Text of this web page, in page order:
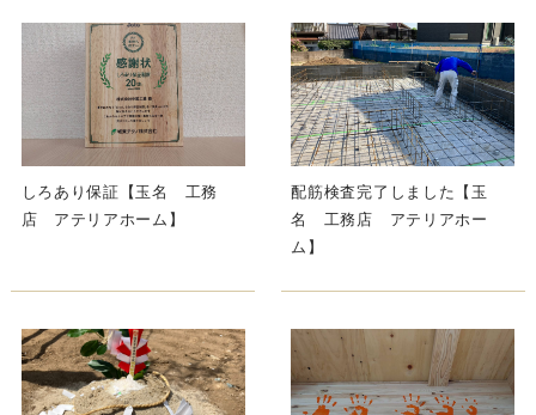
しろあり保証【玉名 工務
店 アテリアホーム】
配筋検査完了しました【玉
名 工務店 アテリアホー
ム】